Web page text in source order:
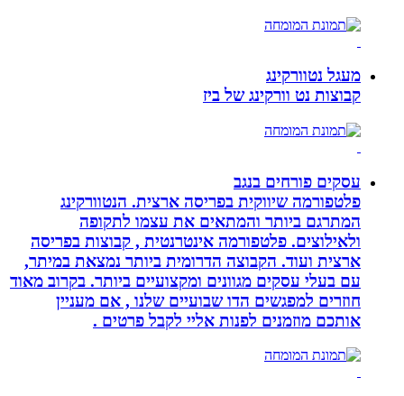
מעגל נטוורקינג
קבוצות נט וורקינג של ביז
עסקים פורחים בנגב
פלטפורמה שיווקית בפריסה ארצית. הנטוורקינג
המתרגם ביותר והמתאים את עצמו לתקופה
ולאילוצים. פלטפורמה אינטרנטית , קבוצות בפריסה
ארצית ועוד. הקבוצה הדרומית ביותר נמצאת במיתר,
עם בעלי עסקים מגוונים ומקצועיים ביותר. בקרוב מאוד
חוזרים למפגשים הדו שבועיים שלנו , אם מעניין
אותכם מוזמנים לפנות אליי לקבל פרטים .